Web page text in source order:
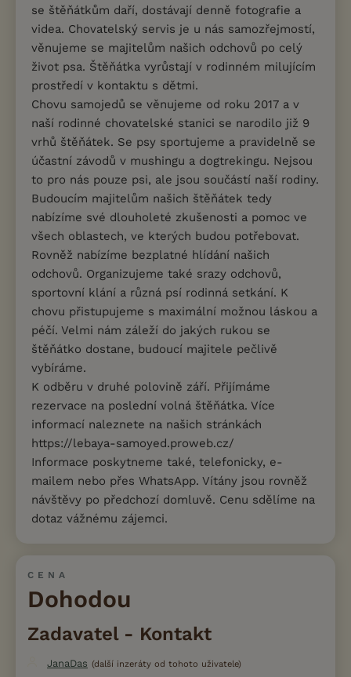
se štěňátkům daří, dostávají denně fotografie a
videa. Chovatelský servis je u nás samozřejmostí,
věnujeme se majitelům našich odchovů po celý
život psa. Štěňátka vyrůstají v rodinném milujícím
prostředí v kontaktu s dětmi.
Chovu samojedů se věnujeme od roku 2017 a v
naší rodinné chovatelské stanici se narodilo již 9
vrhů štěňátek. Se psy sportujeme a pravidelně se
účastní závodů v mushingu a dogtrekingu. Nejsou
to pro nás pouze psi, ale jsou součástí naší rodiny.
Budoucím majitelům našich štěňátek tedy
nabízíme své dlouholeté zkušenosti a pomoc ve
všech oblastech, ve kterých budou potřebovat.
Rovněž nabízíme bezplatné hlídání našich
odchovů. Organizujeme také srazy odchovů,
sportovní klání a různá psí rodinná setkání. K
chovu přistupujeme s maximální možnou láskou a
péčí. Velmi nám záleží do jakých rukou se
štěňátko dostane, budoucí majitele pečlivě
vybíráme.
K odběru v druhé polovině září. Přijímáme
rezervace na poslední volná štěňátka. Více
informací naleznete na našich stránkách
https://lebaya-samoyed.proweb.cz/
Informace poskytneme také, telefonicky, e-
mailem nebo přes WhatsApp. Vítány jsou rovněž
návštěvy po předchozí domluvě. Cenu sdělíme na
dotaz vážnému zájemci.
CENA
Dohodou
Zadavatel - Kontakt
JanaDas (další inzeráty od tohoto uživatele)